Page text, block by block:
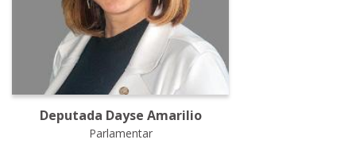
Deputada Dayse Amarilio
Parlamentar